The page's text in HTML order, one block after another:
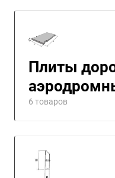
Плиты
6 товаров